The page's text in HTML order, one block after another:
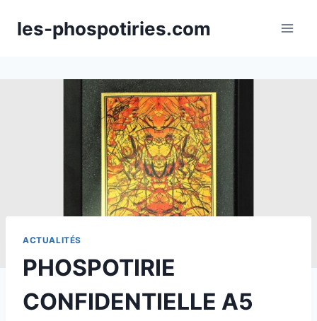
les-phospotiries.com
ACTUALITÉS
PHOSPOTIRIE
CONFIDENTIELLE A5